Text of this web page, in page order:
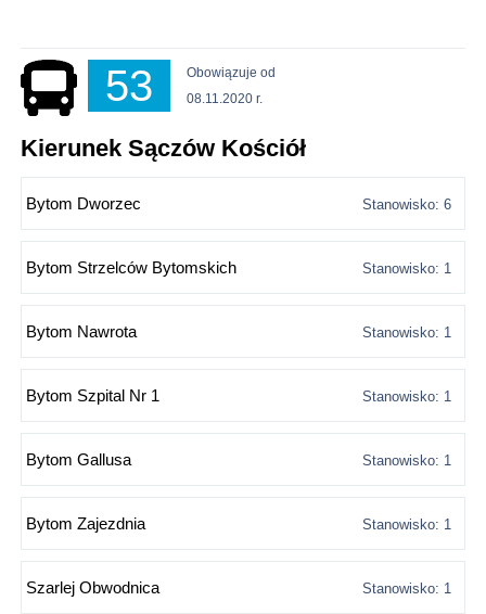
53
Obowiązuje od
08.11.2020 r.
Kierunek Sączów Kościół
Bytom Dworzec Stanowisko: 6
Bytom Strzelców Bytomskich Stanowisko: 1
Bytom Nawrota Stanowisko: 1
Bytom Szpital Nr 1 Stanowisko: 1
Bytom Gallusa Stanowisko: 1
Bytom Zajezdnia Stanowisko: 1
Szarlej Obwodnica Stanowisko: 1